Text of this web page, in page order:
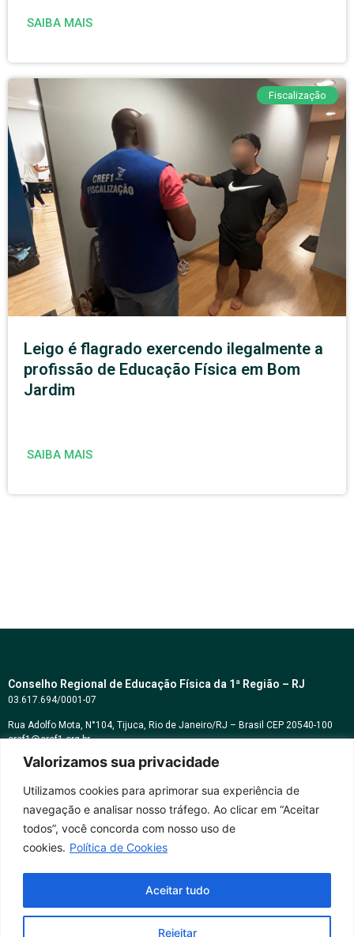
Valorizamos sua privacidade
Utilizamos cookies para aprimorar sua experiência de
navegação e analisar nosso tráfego. Ao clicar em “Aceitar
todos”, você concorda com nosso uso de
cookies. Política de Cookies
Rejeitar
Aceitar tudo
SAIBA MAIS
Fiscalização
Leigo é flagrado exercendo ilegalmente a
profissão de Educação Física em Bom
Jardim
SAIBA MAIS
Conselho Regional de Educação Física da 1ª Região – RJ
03.617.694/0001-07
Rua Adolfo Mota, N°104, Tijuca, Rio de Janeiro/RJ – Brasil CEP 20540-100
cref1@cref1.org.br
Assessoria de comunicação:
Horários de atendimento:
Whatsapp: (21) 2569-2398